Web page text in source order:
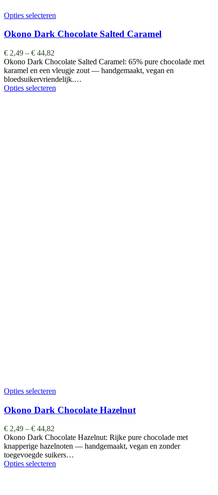
Opties selecteren
Okono Dark Chocolate Salted Caramel
€ 2,49 – € 44,82
Okono Dark Chocolate Salted Caramel: 65% pure chocolade met
karamel en een vleugje zout — handgemaakt, vegan en
bloedsuikervriendelijk.…
Opties selecteren
Opties selecteren
Okono Dark Chocolate Hazelnut
€ 2,49 – € 44,82
Okono Dark Chocolate Hazelnut: Rijke pure chocolade met
knapperige hazelnoten — handgemaakt, vegan en zonder
toegevoegde suikers…
Opties selecteren